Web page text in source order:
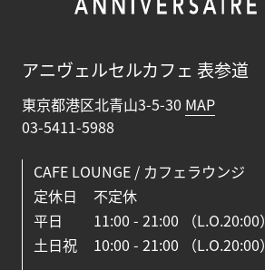
アニヴェルセルカフェ 表参道
東京都港区北青山3-5-30 MAP
03-5411-5988
CAFE LOUNGE / カフェラウンジ
定休日
不定休
平日
11:00 - 21:00 （L.O.20:00）
土日祝
10:00 - 21:00 （L.O.20:00）